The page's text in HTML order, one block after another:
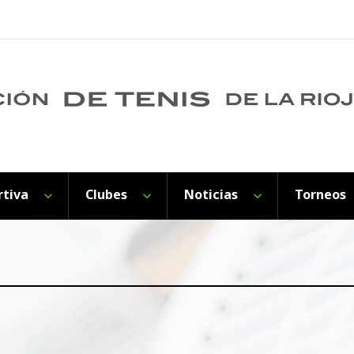
Clubes Noticias Torneos